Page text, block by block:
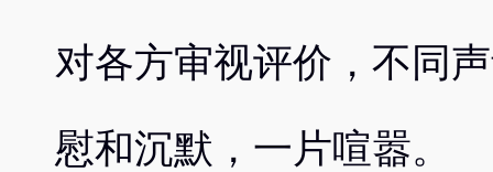
对各方审视评价，不同
慰和沉默，一片喧嚣。